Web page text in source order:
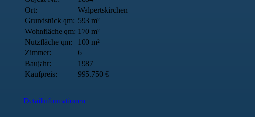
Ort:
Walpertskirchen
Grundstück qm: 593 m²
Wohnfläche qm: 170 m²
Nutzfläche qm:
100 m²
Zimmer:
6
Baujahr:
1987
Kaufpreis:
995.750 €
Detailinformationen